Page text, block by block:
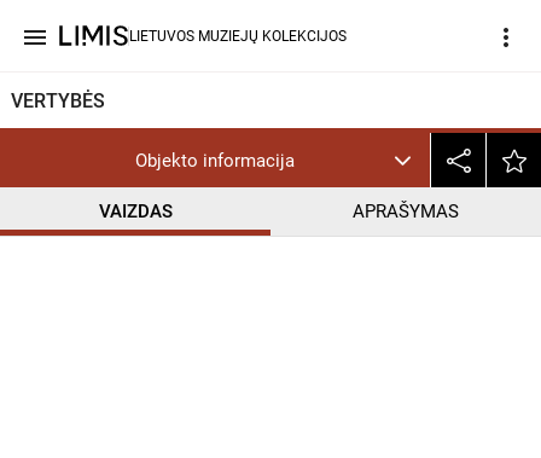
menu LIETUVOS MUZIEJŲ KOLEKCIJOS more_vert
VERTYBĖS
Objekto informacija
VAIZDAS APRAŠYMAS